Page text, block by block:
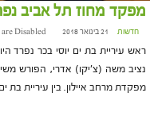
מפקד מחוז תל אביב
חדשות 21 בינואר 2018 at 18:32 Disabled
נציב משה (צ'יקו) אדרי, הפורש
מפקדת מרחב איילון. בין עיריית